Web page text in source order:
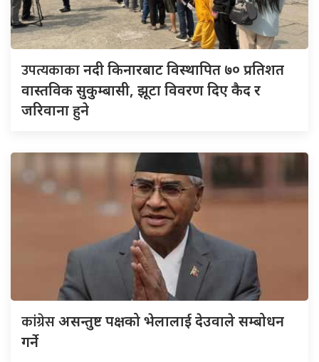
उपत्यकाकानदी किनारबाट विस्थापित ७० प्रतिशत
वास्तविक सुकुम्बासी, झूटा विवरण दिए कैद र
जरिवाना हुने
कांग्रेसअसन्तुष्ट पक्षको भेलालाई देउवाले सम्बोधन
गर्ने